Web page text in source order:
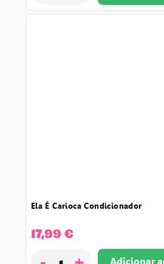
ela é carioca condicionador
17,99 €
Adicionar